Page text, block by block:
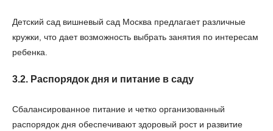
Детский сад вишневый сад Москва предлагает различные
кружки, что дает возможность выбрать занятия по интересам
ребенка.
3.2. Распорядок дня и питание в саду
Сбалансированное питание и четко организованный
распорядок дня обеспечивают здоровый рост и развитие